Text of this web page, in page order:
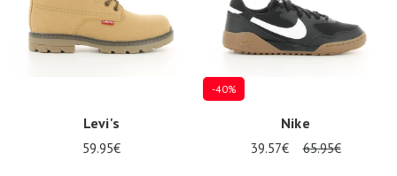
ANMELDEN
Levi's
59.95€
-40%
Nike
39.57€ 65.95€